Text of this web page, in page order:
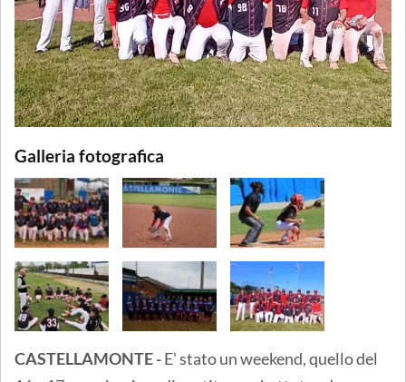
Galleria fotografica
CASTELLAMONTE -E' stato un weekend, quello del